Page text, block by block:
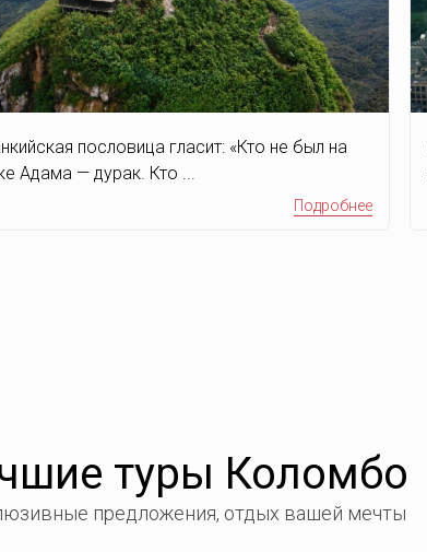
пословица гласит: «Кто не был на
Адама — дурак. Кто ...
Подробнее
туры Коломбо
предложения, отдых вашей мечты